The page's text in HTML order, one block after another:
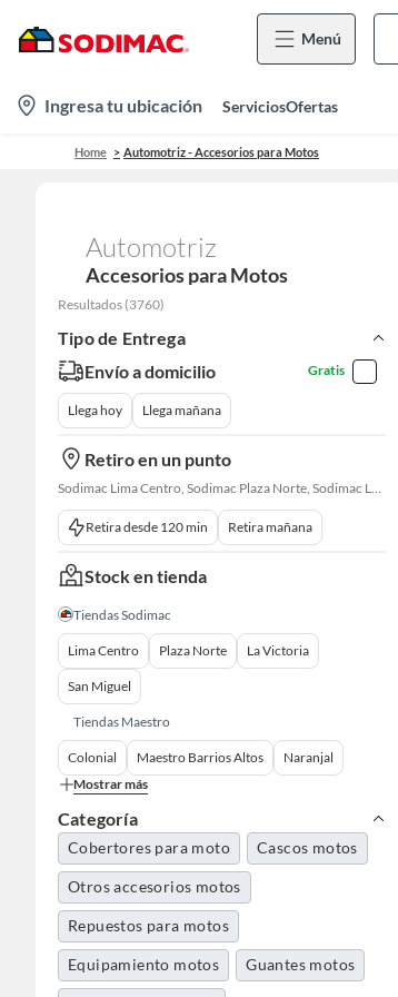
Menú
location-
icon
Ingresa tu ubicación ServiciosOfertas
Home Automotriz - Accesorios para Motos
Automotriz
Accesorios para Motos
Resultados (3760)
Tipo de Entrega
Envío a domicilio
Gratis
Llega hoy Llega mañana
Retiro en un punto
Sodimac Lima Centro, Sodimac Plaza Norte, Sodimac La Victoria, Sodimac San Miguel, Sodimac S. J. Lurigancho, Sodimac Chacarilla, Sodimac Av. La Molina, Sodimac Colonial, Maestro Barrios Altos, Sodimac Naranjal
Retira desde 120 min Retira mañana
Stock en tienda
Tiendas Sodimac
Lima Centro Plaza Norte La Victoria
San Miguel
Tiendas Maestro
Colonial Maestro Barrios Altos
Naranjal
Mostrar más
Categoría
Cobertores para moto Cascos motos
Otros accesorios motos
Repuestos para motos
Equipamiento motos Guantes motos